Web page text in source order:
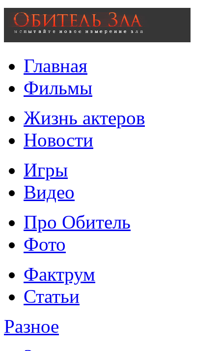
Главная
Фильмы
Жизнь актеров
Новости
Игры
Видео
Про Обитель
Фото
Фактрум
Статьи
Разное